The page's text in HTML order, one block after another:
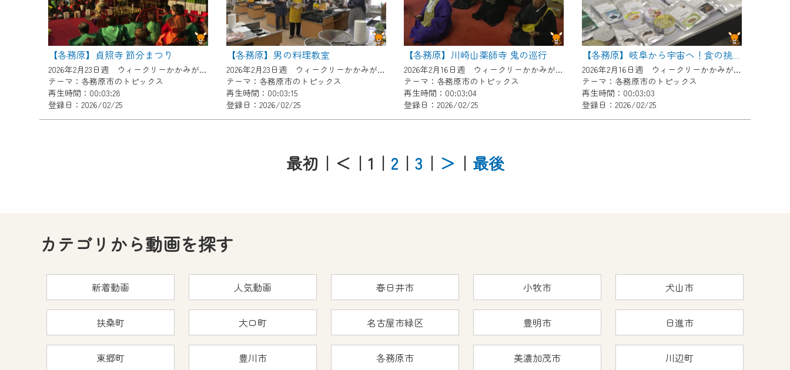
【各務原】貞照寺 節分まつり
2026年2月23日週 ウィークリーかかみがはらにて放送
テーマ：各務原市のトピックス
再生時間：00:03:28
登録日：2026/02/25
【各務原】男の料理教室
2026年2月23日週 ウィークリーかかみがはらにて放送
テーマ：各務原市のトピックス
再生時間：00:03:15
登録日：2026/02/25
【各務原】川崎山薬師寺 鬼の巡行
2026年2月16日週 ウィークリーかかみがはらにて放送
テーマ：各務原市のトピックス
再生時間：00:03:04
登録日：2026/02/25
【各務原】岐阜から宇宙へ！食の挑戦！
2026年2月16日週 ウィークリーかかみがはらにて放送
テーマ：各務原市のトピックス
再生時間：00:03:03
登録日：2026/02/25
最初 ｜＜ ｜1 ｜ 2 ｜ 3 ｜ ＞ ｜ 最後
カテゴリから動画を探す
新着動画 人気動画 春日井市 小牧市 犬山市
扶桑町 大口町 名古屋市緑区 豊明市 日進市
東郷町 豊川市 各務原市 美濃加茂市 川辺町